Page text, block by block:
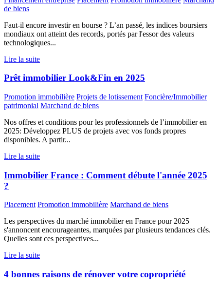
de biens
Faut-il encore investir en bourse ? L’an passé, les indices boursiers
mondiaux ont atteint des records, portés par l'essor des valeurs
technologiques...
Lire la suite
Prêt immobilier Look&Fin en 2025
Promotion immobilière Projets de lotissement Foncière/Immobilier
patrimonial Marchand de biens
Nos offres et conditions pour les professionnels de l’immobilier en
2025: Développez PLUS de projets avec vos fonds propres
disponibles. A partir...
Lire la suite
Immobilier France : Comment débute l'année 2025
?
Placement Promotion immobilière Marchand de biens
Les perspectives du marché immobilier en France pour 2025
s'annoncent encourageantes, marquées par plusieurs tendances clés.
Quelles sont ces perspectives...
Lire la suite
4 bonnes raisons de rénover votre copropriété